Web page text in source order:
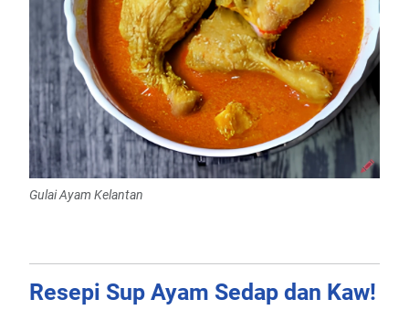
Gulai Ayam Kelantan
Resepi Sup Ayam Sedap dan Kaw!